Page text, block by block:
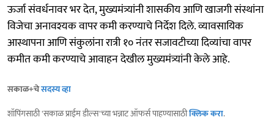
ऊर्जा संवर्धनावर भर देत, मुख्यमंत्र्यांनी शासकीय आणि खाजगी संस्थांना
विजेचा अनावश्यक वापर कमी करण्याचे निर्देश दिले. व्यावसायिक
आस्थापना आणि संकुलांना रात्री १० नंतर सजावटीच्या दिव्यांचा वापर
कमीत कमी करण्याचे आवाहन देखील मुख्यमंत्र्यांनी केले आहे.
सकाळ+चेसदस्य व्हा
शॉपिंगसाठी 'सकाळ प्राईम डील्स'च्या भन्नाट ऑफर्स पाहण्यासाठीक्लिक करा.